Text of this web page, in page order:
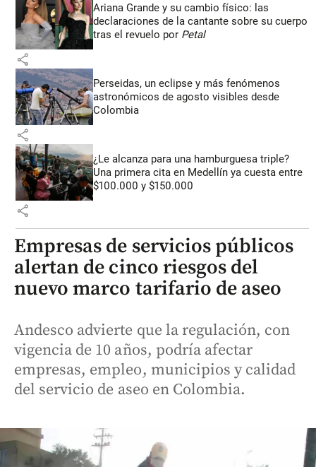
Ariana Grande y su cambio físico: las
declaraciones de la cantante sobre su cuerpo
tras el revuelo por Petal
share
Perseidas, un eclipse y más fenómenos
astronómicos de agosto visibles desde
Colombia
share
¿Le alcanza para una hamburguesa triple?
Una primera cita en Medellín ya cuesta entre
$100.000 y $150.000
share
Empresas de servicios públicos
alertan de cinco riesgos del
nuevo marco tarifario de aseo
Andesco advierte que la regulación, con
vigencia de 10 años, podría afectar
empresas, empleo, municipios y calidad
del servicio de aseo en Colombia.